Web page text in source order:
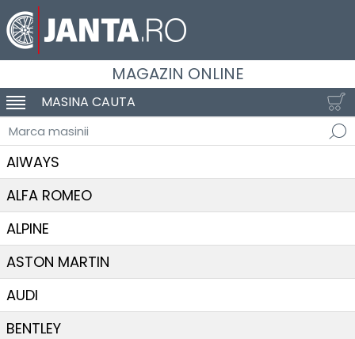
MAGAZIN ONLINE
SCHIMBA NAVIGAREA
MASINA CAUTA
Marca masinii
AIWAYS
ALFA ROMEO
ALPINE
ASTON MARTIN
AUDI
BENTLEY